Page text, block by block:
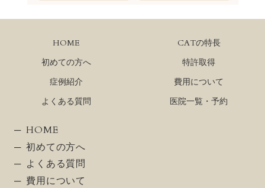
HOME
CATの特長
初めての方へ
特許取得
症例紹介
費用について
よくある質問
医院一覧・予約
HOME
初めての方へ
よくある質問
費用について